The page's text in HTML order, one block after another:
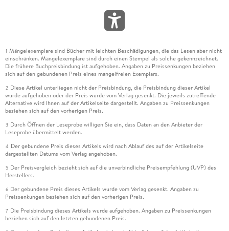
1 Mängelexemplare sind Bücher mit leichten Beschädigungen, die das Lesen aber nicht
einschränken. Mängelexemplare sind durch einen Stempel als solche gekennzeichnet.
Die frühere Buchpreisbindung ist aufgehoben. Angaben zu Preissenkungen beziehen
sich auf den gebundenen Preis eines mangelfreien Exemplars.
2 Diese Artikel unterliegen nicht der Preisbindung, die Preisbindung dieser Artikel
wurde aufgehoben oder der Preis wurde vom Verlag gesenkt. Die jeweils zutreffende
Alternative wird Ihnen auf der Artikelseite dargestellt. Angaben zu Preissenkungen
beziehen sich auf den vorherigen Preis.
3 Durch Öffnen der Leseprobe willigen Sie ein, dass Daten an den Anbieter der
Leseprobe übermittelt werden.
4 Der gebundene Preis dieses Artikels wird nach Ablauf des auf der Artikelseite
dargestellten Datums vom Verlag angehoben.
5 Der Preisvergleich bezieht sich auf die unverbindliche Preisempfehlung (UVP) des
Herstellers.
6 Der gebundene Preis dieses Artikels wurde vom Verlag gesenkt. Angaben zu
Preissenkungen beziehen sich auf den vorherigen Preis.
7 Die Preisbindung dieses Artikels wurde aufgehoben. Angaben zu Preissenkungen
beziehen sich auf den letzten gebundenen Preis.